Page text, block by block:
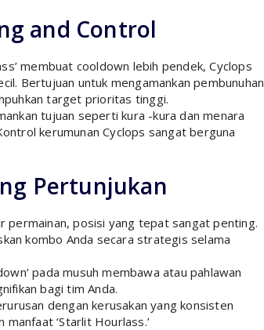
and Control
membuat cooldown lebih pendek, Cyclops
Bertujuan untuk mengamankan pembunuhan
target prioritas tinggi.
tujuan seperti kura -kura dan menara
kerumunan Cyclops sangat berguna
Pertunjukan
permainan, posisi yang tepat sangat penting.
kombo Anda secara strategis selama
pada musuh membawa atau pahlawan
bagi tim Anda.
dengan kerusakan yang konsisten
‘Starlit Hourlass.’